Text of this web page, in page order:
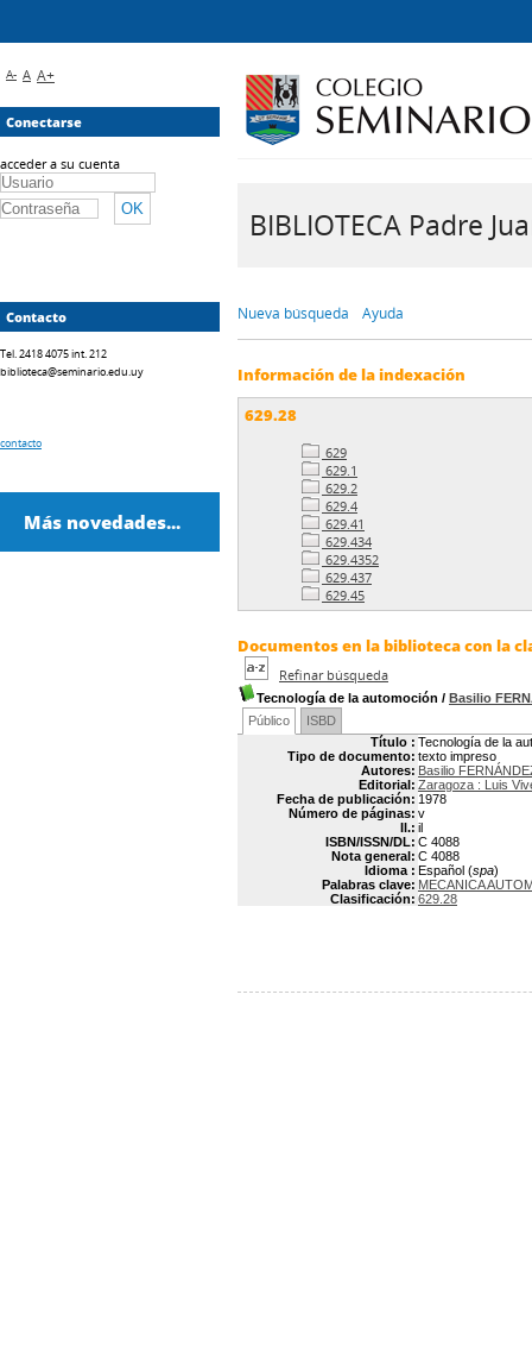
BIBLIOTECA Padre
Nueva búsqueda Ayuda
Información de la indexación
629.28
629
629.1
629.2
629.4
629.41
629.434
629.4352
629.437
629.45
Documentos en la biblioteca con la
Refinar búsqueda
Tecnología de la automoción / Basilio
Público
ISBD
Título : Tecnología de la
Tipo de documento: texto impreso
Autores: Basilio
Editorial: Zaragoza : Luis
Fecha de publicación: 1978
Número de páginas: v
Il.: il
ISBN/ISSN/DL: C 4088
Nota general: C 4088
Idioma : Español (spa)
Palabras clave: MECANICA
Clasificación: 629.28
A- A A+
Conectarse
acceder a su cuenta
Contacto
Tel. 2418 4075 int. 212
biblioteca@seminario.edu.uy
contacto
Más novedades...